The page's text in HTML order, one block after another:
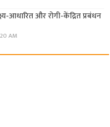
आधारित और रोगी-केंद्रित प्रबंधन
AM